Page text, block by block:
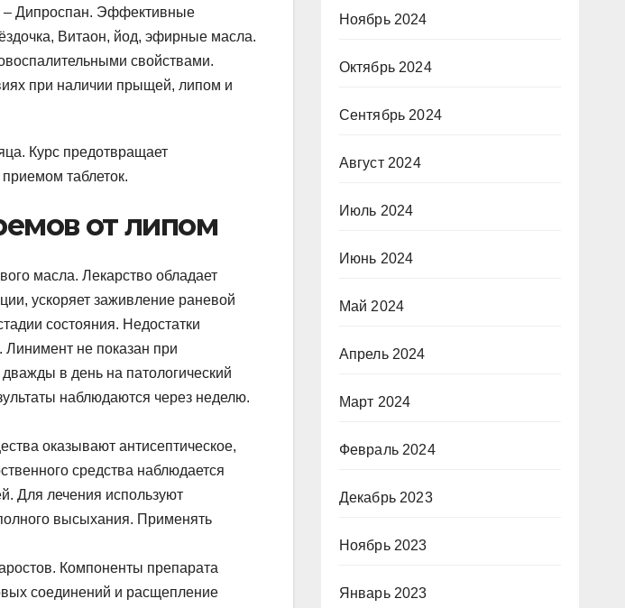
– Дипроспан. Эффективные
Витаон, йод, эфирные масла.
свойствами.
при наличии прыщей, липом и
Курс предотвращает
таблеток.
от липом
масла. Лекарство обладает
ускоряет заживление раневой
состояния. Недостатки
не показан при
в день на патологический
наблюдаются через неделю.
оказывают антисептическое,
средства наблюдается
Для лечения используют
высыхания. Применять
Компоненты препарата
соединений и расщепление
Ноябрь 2024
Октябрь 2024
Сентябрь 2024
Август 2024
Июль 2024
Июнь 2024
Май 2024
Апрель 2024
Март 2024
Февраль 2024
Декабрь 2023
Ноябрь 2023
Январь 2023